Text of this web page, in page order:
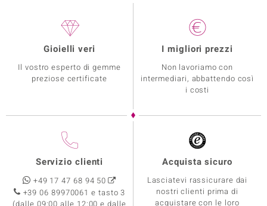
Gioielli veri
Il vostro esperto di gemme
preziose certificate
I migliori prezzi
Non lavoriamo con
intermediari, abbattendo così
i costi
Servizio clienti
+49 17 47 68 94 50
+39 06 89970061 e tasto 3
Acquista sicuro
Lasciatevi rassicurare dai
nostri clienti prima di
acquistare con le loro